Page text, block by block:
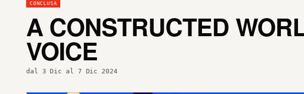
CONCLUSA
A CONSTRUCTED
VOICE
dal 3 Dic al 7 Dic 2024